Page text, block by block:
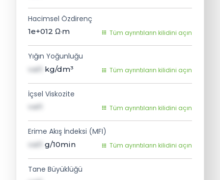
Hacimsel Özdirenç
1e+012 Ω·m Tüm ayrıntıların kilidini açın
Yığın Yoğunluğu
val1 kg/dm³ Tüm ayrıntıların kilidini açın
İçsel Viskozite
val1 Tüm ayrıntıların kilidini açın
Erime Akış İndeksi (MFI)
val1 g/10min Tüm ayrıntıların kilidini açın
Tane Büyüklüğü